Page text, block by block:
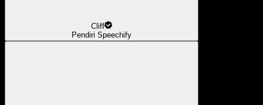
Cliff
Pendiri Speechify